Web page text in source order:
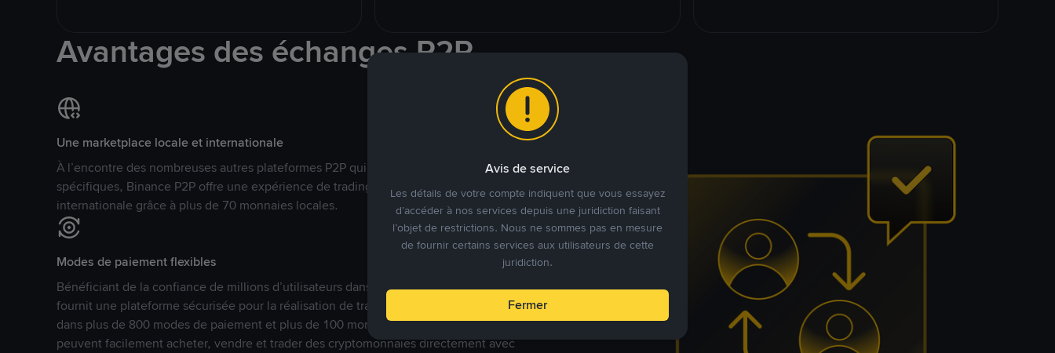
Avantages des échanges P2P
Une marketplace locale et internationale
À l’encontre des nombreuses autres plateformes P2P qui ciblent des marchés
spécifiques, Binance P2P offre une expérience de trading véritablement
internationale grâce à plus de 70 monnaies locales.
Modes de paiement flexibles
Bénéficiant de la confiance de millions d’utilisateurs dans le monde, Binance P2P
fournit une plateforme sécurisée pour la réalisation de trades en cryptomonnaies
dans plus de 800 modes de paiement et plus de 100 monnaies fiat. Les utilisateurs
peuvent facilement acheter, vendre et trader des cryptomonnaies directement avec
Avis de service
Les détails de votre compte indiquent que vous essayez
d’accéder à nos services depuis une juridiction faisant
l’objet de restrictions. Nous ne sommes pas en mesure
de fournir certains services aux utilisateurs de cette
juridiction.
Fermer